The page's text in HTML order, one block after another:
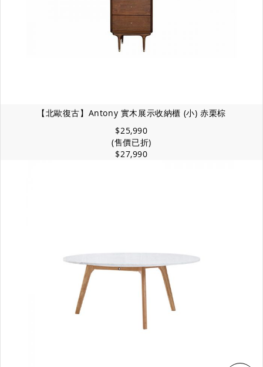
【北歐復古】Antony 實木展示收納櫃 (小) 赤栗棕
$25,990
(售價已折)
$27,990